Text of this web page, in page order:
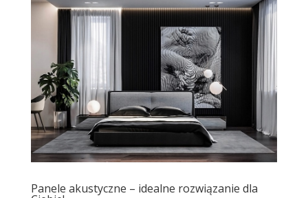
Panele akustyczne – idealne rozwiązanie dla